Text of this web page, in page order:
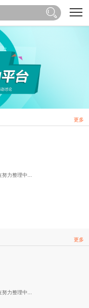
更多
努力整理中...
更多
努力整理中...